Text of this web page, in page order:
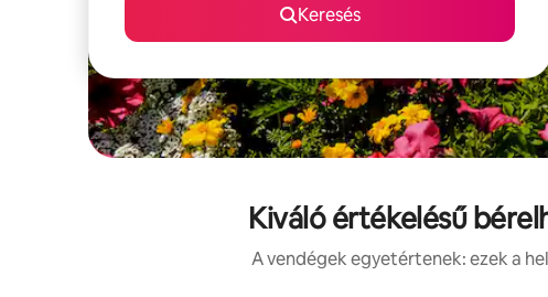
Keresés
Kiváló értékelésű
A vendégek egyetértenek: ezek a